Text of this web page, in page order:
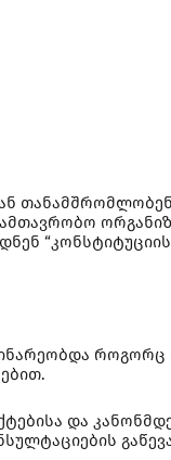
“კონსტიტუციის
როგორც
და